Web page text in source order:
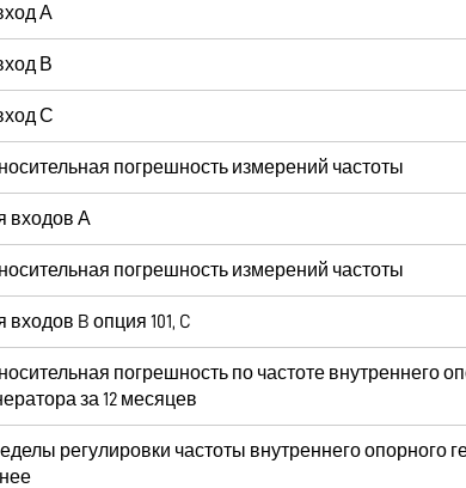
А
В
С
погрешность измерений частоты
входов А
погрешность измерений частоты
входов B опция 101, C
погрешность по частоте внутреннего
за 12 месяцев
регулировки частоты внутреннего опорного